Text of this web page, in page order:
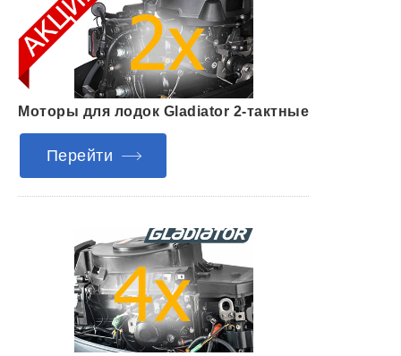
Моторы для лодок Gladiator 2-тактные
Перейти